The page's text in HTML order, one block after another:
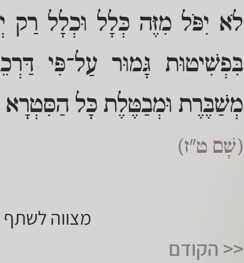
לֹא יִפֹּל מִזֶּה כְּלָל וּכְלָל רַק
בִּפְשִׁיטוּת גָּמוּר עַל־פִּי
מְשַׁבֶּרֶת וּמְבַטֶּלֶת כָּל הַסִּטְרָא
(שָׁם ט"ז)
מצווה
<< הקודם